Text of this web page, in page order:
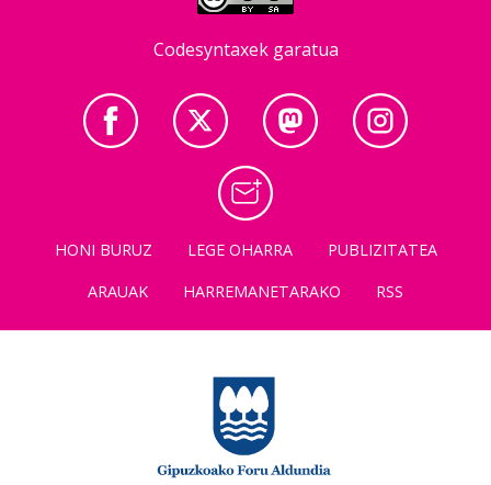
Codesyntaxek garatua
HONI BURUZ LEGE OHARRA
PUBLIZITATEA
ARAUAK
HARREMANETARAKO RSS